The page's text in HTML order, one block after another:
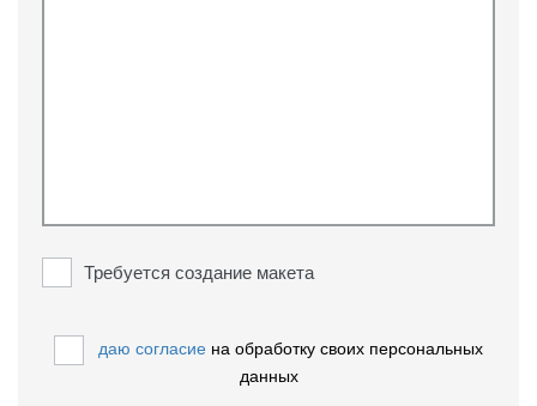
Требуется создание макета
даю согласие на обработку своих персональных
данных